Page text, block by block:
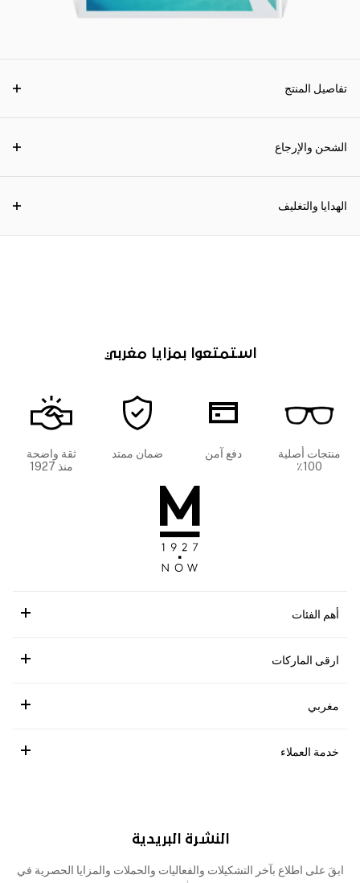
تفاصيل المنتج
الشحن والإرجاع
الهدايا والتغليف
استمتعوا بمزايا مغربي
منتجات أصلية
100٪
دفع آمن ضمان ممتد
ثقة واضحة
منذ 1927
أهم الفئات
ارقى الماركات
مغربي
خدمة العملاء
النشرة البريدية
ابقَ على اطلاع بآخر التشكيلات والفعاليات والحملات والمزايا الحصرية في